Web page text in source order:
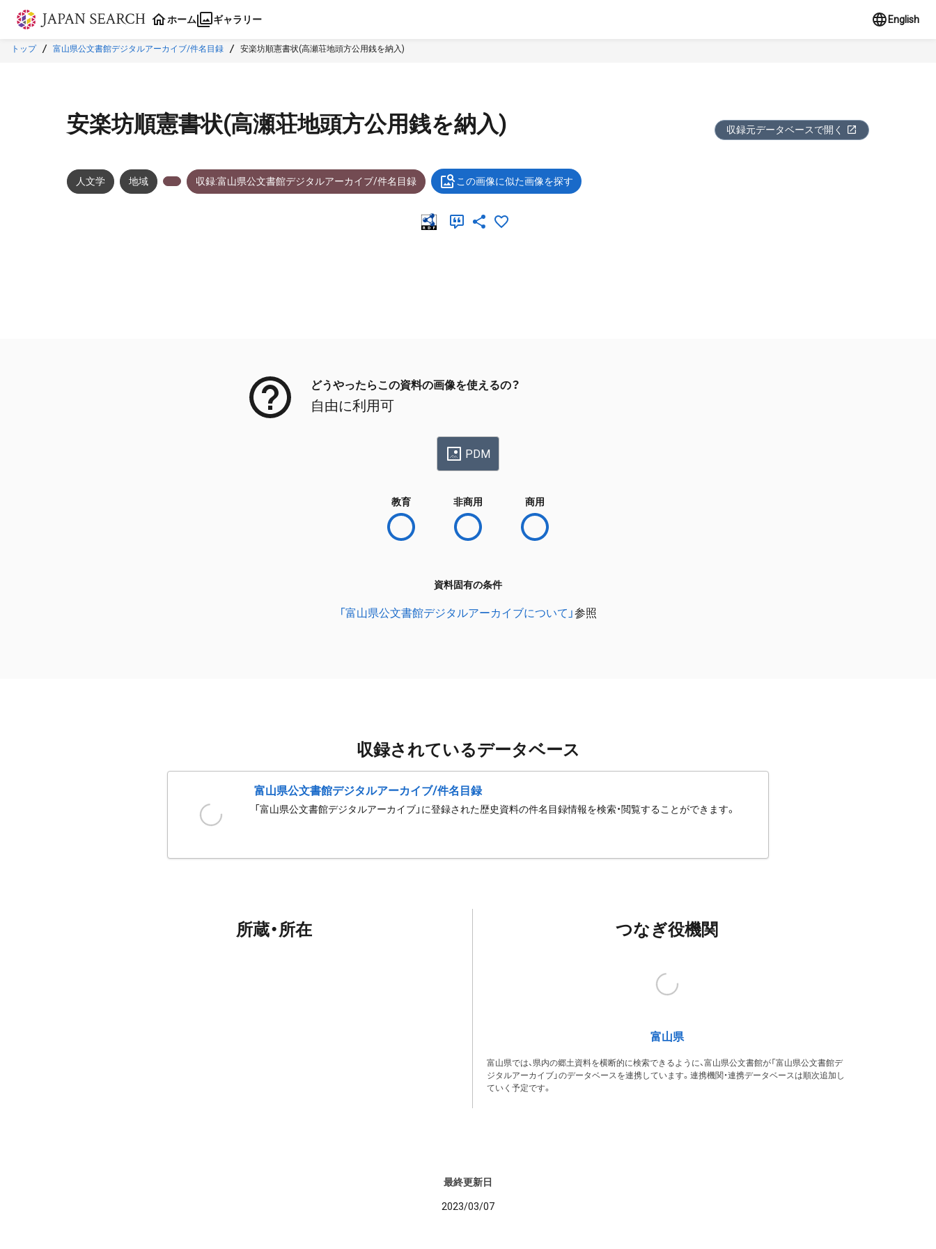
本文に飛ぶ
ホーム ギャラリー English
トップ 富山県公文書館デジタルアーカイブ/件名目録 安楽坊順憲書状(高瀬荘地頭方公用銭を納入)
安楽坊順憲書状(高瀬荘地頭方公用銭を納入) 収録元データベースで開く
人文学 地域 収録:富山県公文書館デジタルアーカイブ/件名目録 この画像に似た画像を探す
どうやったらこの資料の画像を使えるの？
自由に利用可
PDM
教育 非商用 商用
資料固有の条件
「富山県公文書館デジタルアーカイブについて」参照
収録されているデータベース
富山県公文書館デジタルアーカイブ/件名目録
「富山県公文書館デジタルアーカイブ」に登録された歴史資料の件名目録情報を検索・閲覧することができます。
所蔵・所在 つなぎ役機関
富山県
富山県では、県内の郷土資料を横断的に検索できるように、富山県公文書館が「富山県公文書館デ
ジタルアーカイブ」のデータベースを連携しています。連携機関・連携データベースは順次追加し
ていく予定です。
最終更新日
2023/03/07